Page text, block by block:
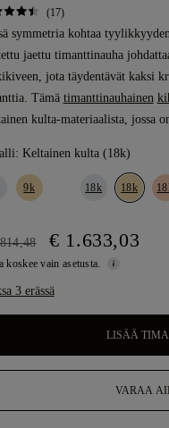
(17)
symmetria kohtaa
jaettu timanttinauha
jota täydentävät kaksi
Tämä timanttinauhainen
kulta-materiaalista, jossa
Keltainen kulta (18k)
9k 18k 18k
€ 1.633,03
koskee vain asetusta.
3 erässä
LISÄÄ
VARAA